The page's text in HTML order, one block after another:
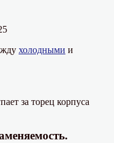
холодными и
за торец корпуса